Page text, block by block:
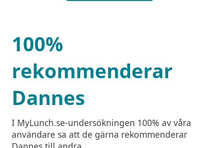
100%
rekommenderar
Dannes
I MyLunch.se-undersökningen 100% av våra
användare sa att de gärna rekommenderar